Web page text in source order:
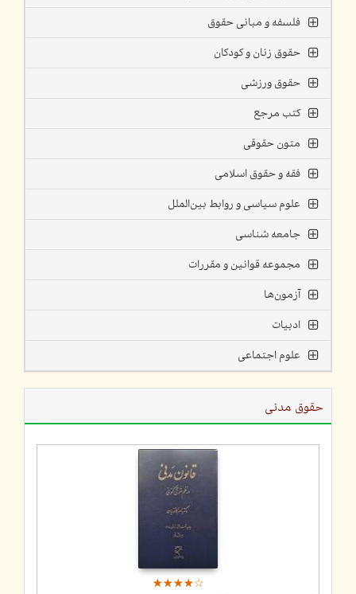
فلسفه و مبانی حقوق
حقوق زنان و کودکان
حقوق ورزشی
کتب مرجع
متون حقوقی
فقه و حقوق اسلامی
علوم سیاسی و روابط بین‌الملل
جامعه شناسی
مجموعه قوانین و مقررات
آزمون‌ها
ادبیات
علوم اجتماعی
حقوق مدنی
☆☆☆☆☆
★★★★★